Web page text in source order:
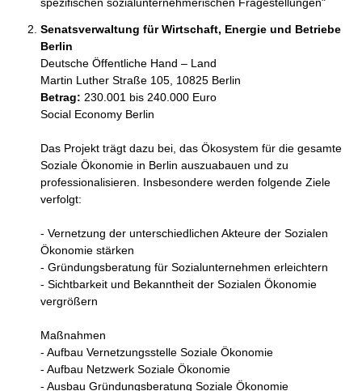
Senatsverwaltung für Wirtschaft, Energie und Betriebe
Berlin
Deutsche Öffentliche Hand – Land
Martin Luther Straße 105, 10825 Berlin
Betrag: 230.001 bis 240.000 Euro
Social Economy Berlin
Das Projekt trägt dazu bei, das Ökosystem für die gesamte
Soziale Ökonomie in Berlin auszuabauen und zu
professionalisieren. Insbesondere werden folgende Ziele
verfolgt:
- Vernetzung der unterschiedlichen Akteure der Sozialen
Ökonomie stärken
- Gründungsberatung für Sozialunternehmen erleichtern
- Sichtbarkeit und Bekanntheit der Sozialen Ökonomie
vergrößern
Maßnahmen
- Aufbau Vernetzungsstelle Soziale Ökonomie
- Aufbau Netzwerk Soziale Ökonomie
- Ausbau Gründungsberatung Soziale Ökonomie